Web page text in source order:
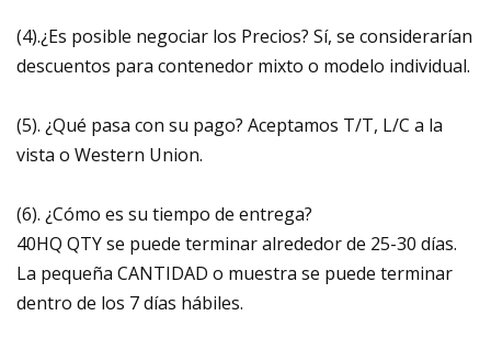
(4).¿Es posible negociar los Precios? Sí, se considerarían
descuentos para contenedor mixto o modelo individual.
(5). ¿Qué pasa con su pago? Aceptamos T/T, L/C a la
vista o Western Union.
(6). ¿Cómo es su tiempo de entrega?
40HQ QTY se puede terminar alrededor de 25-30 días.
La pequeña CANTIDAD o muestra se puede terminar
dentro de los 7 días hábiles.